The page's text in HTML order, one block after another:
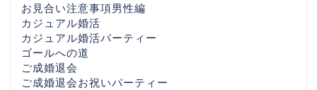
お見合い注意事項男性編
カジュアル婚活
カジュアル婚活パーティー
ゴールへの道
ご成婚退会
ご成婚退会お祝いパーティー